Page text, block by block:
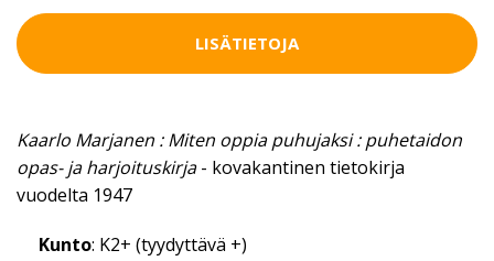
LISÄTIETOJA
Kaarlo Marjanen : Miten oppia puhujaksi : puhetaidon
opas- ja harjoituskirja- kovakantinen tietokirja
vuodelta 1947
Kunto: K2+ (tyydyttävä +)